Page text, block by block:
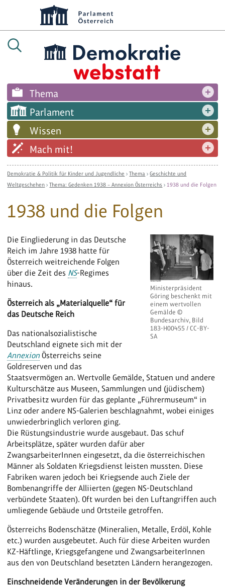
Thema
Parlament
Wissen
Mach mit!
Demokratie & Politik für Kinder und Jugendliche ›Thema ›Geschichte und
Weltgeschehen ›Thema: Gedenken 1938 – Annexion Österreichs › 1938 und die Folgen
1938 und die Folgen
Ministerpräsident
Göring beschenkt mit
einem wertvollen
Gemälde ©
Bundesarchiv, Bild
183-H00455 / CC-BY-
SA
Die Eingliederung in das Deutsche
Reich im Jahre 1938 hatte für
Österreich weitreichende Folgen
über die Zeit des NS-Regimes
hinaus.
Österreich als „Materialquelle“ für
das Deutsche Reich
Das nationalsozialistische
Deutschland eignete sich mit der
Annexion Österreichs seine
Goldreserven und das
Staatsvermögen an. Wertvolle Gemälde, Statuen und andere
Kulturschätze aus Museen, Sammlungen und (jüdischem)
Privatbesitz wurden für das geplante „Führermuseum“ in
Linz oder andere NS-Galerien beschlagnahmt, wobei einiges
unwiederbringlich verloren ging.
Die Rüstungsindustrie wurde ausgebaut. Das schuf
Arbeitsplätze, später wurden dafür aber
ZwangsarbeiterInnen eingesetzt, da die österreichischen
Männer als Soldaten Kriegsdienst leisten mussten. Diese
Fabriken waren jedoch bei Kriegsende auch Ziele der
Bombenangriffe der Alliierten (gegen NS-Deutschland
verbündete Staaten). Oft wurden bei den Luftangriffen auch
umliegende Gebäude und Ortsteile getroffen.
Österreichs Bodenschätze (Mineralien, Metalle, Erdöl, Kohle
etc.) wurden ausgebeutet. Auch für diese Arbeiten wurden
KZ-Häftlinge, Kriegsgefangene und ZwangsarbeiterInnen
aus den von Deutschland besetzten Ländern herangezogen.
Einschneidende Veränderungen in der Bevölkerung